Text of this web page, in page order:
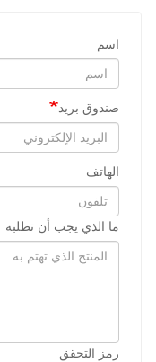
اسم
صندوق بريد
الهاتف
ما الذي يجب أن تطلبه
رمز التحقق